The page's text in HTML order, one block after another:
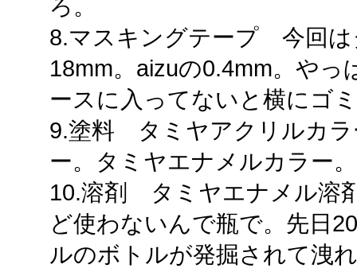
ろ。
8.マスキングテープ 今回は
18mm。aizuの0.4mm。や
ースに入ってないと横にゴ
9.塗料 タミヤアクリルカラ
ー。タミヤエナメルカラー。
10.溶剤 タミヤエナメル溶
ど使わないんで瓶で。先日
ルのボトルが発掘されて洩